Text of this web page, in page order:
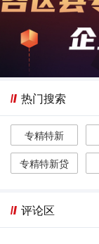
热门搜索
专精特新
专精特新贷
评论区